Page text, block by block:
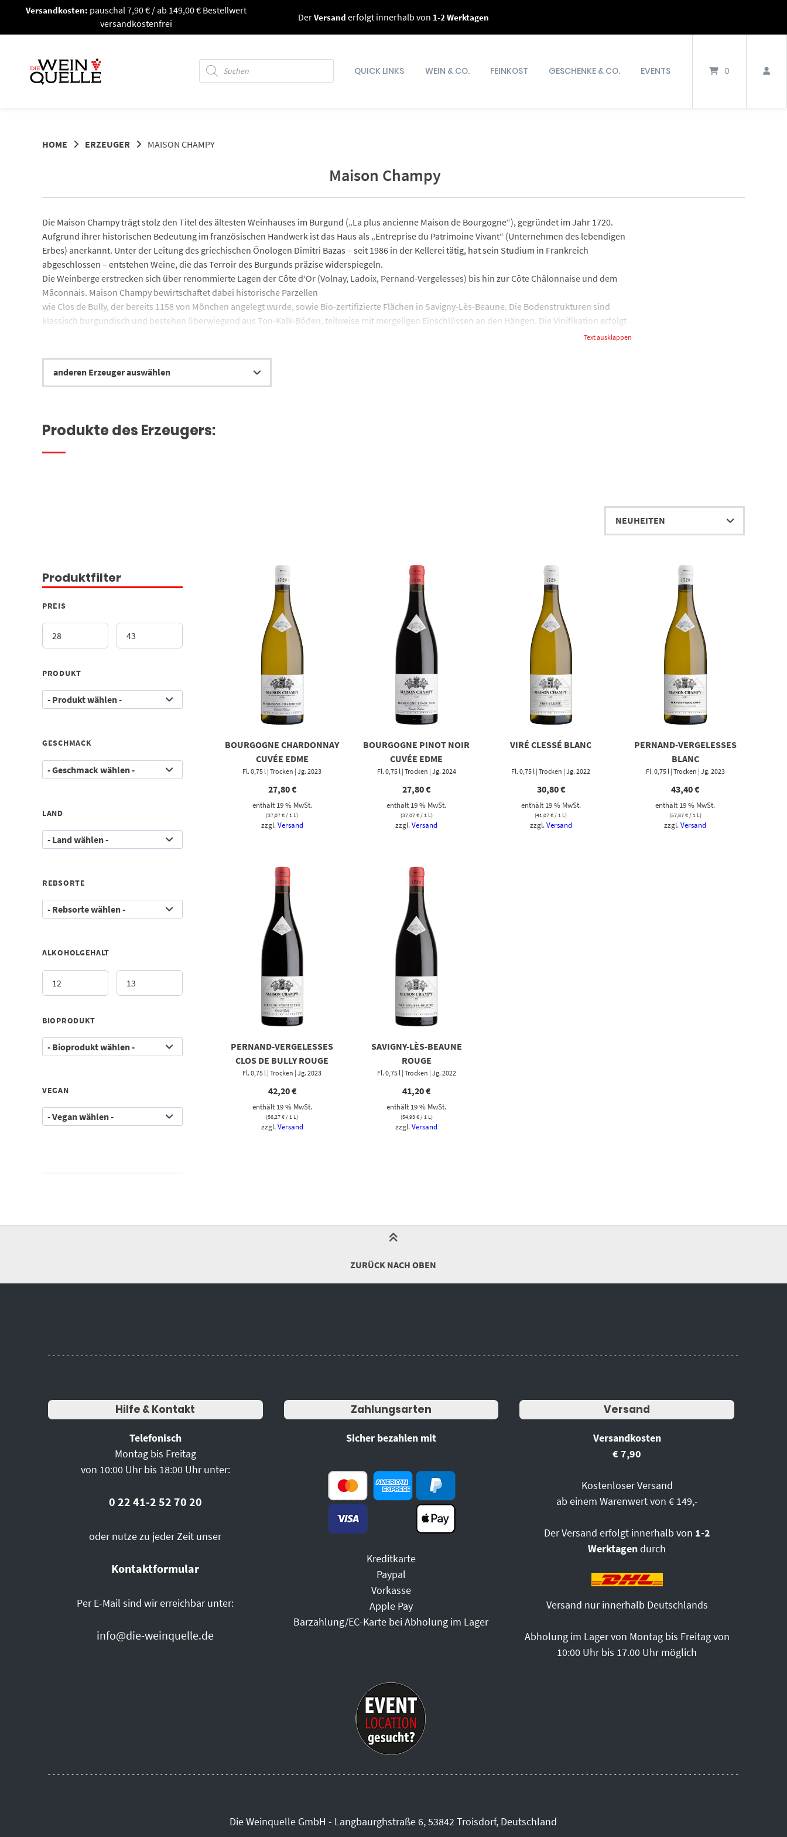
Springe
Inhalt
Versandkosten: pauschal 7,90 € / ab 149,00 € Bestellwert
versandkostenfrei
DerVersand erfolgt innerhalb von 1-2 Werktagen
Products
search
QUICK LINKS WEIN & CO. FEINKOST GESCHENKE & CO. EVENTS 0
HOME ERZEUGER MAISON CHAMPY
Maison Champy
Die Maison Champy trägt stolz den Titel des ältesten Weinhauses im Burgund („La plus ancienne Maison de Bourgogne“), gegründet im Jahr 1720.
Aufgrund ihrer historischen Bedeutung im französischen Handwerk ist das Haus als „Entreprise du Patrimoine Vivant“ (Unternehmen des lebendigen
Erbes) anerkannt. Unter der Leitung des griechischen Önologen Dimitri Bazas – seit 1986 in der Kellerei tätig, hat sein Studium in Frankreich
abgeschlossen – entstehen Weine, die das Terroir des Burgunds präzise widerspiegeln.
Die Weinberge erstrecken sich über renommierte Lagen der Côte d‘Or (Volnay, Ladoix, Pernand-Vergelesses) bis hin zur Côte Châlonnaise und dem
Mâconnais. Maison Champy bewirtschaftet dabei historische Parzellen
wie Clos de Bully, der bereits 1158 von Mönchen angelegt wurde, sowie Bio-zertifizierte Flächen in Savigny-Lès-Beaune. Die Bodenstrukturen sind
klassisch burgundisch und bestehen überwiegend aus Ton-Kalk-Böden, teilweise mit mergeligen Einschlüssen an den Hängen. Die Vinifikation erfolgt
traditionell, oft unter Einsatz natürlicher Hefen, und zielt darauf ab, die Identität jedes Klimas (Parzelle) zu bewahren. Dabei wird jahrhundertealtes
hervorragenden Auszeichnungen ehrt das renommierte französische Magazin »Le Guide bettane +
desseauve« 2026 das Weingut: Dimitri Bazas wurde als Génie du Style ausgezeichnet– damit werden Winzer ausgezeichnet, die einen einzigartigen Stil
prägen – und Maison Champy als Erzeuger des Jahres.
Text ausklappen
Produkte des Erzeugers:
BOURGOGNE CHARDONNAY
CUVÉE EDME
Fl. 0,75 l | Trocken | Jg. 2023
27,80€
enthält 19 % MwSt.
(37,07€/ 1 L)
zzgl.Versand
BOURGOGNE PINOT NOIR
CUVÉE EDME
Fl. 0,75 l | Trocken | Jg. 2024
27,80€
enthält 19 % MwSt.
(37,07€/ 1 L)
zzgl.Versand
VIRÉ CLESSÉ BLANC
Fl. 0,75 l | Trocken | Jg. 2022
30,80€
enthält 19 % MwSt.
(41,07€/ 1 L)
zzgl.Versand
PERNAND-VERGELESSES
BLANC
Fl. 0,75 l | Trocken | Jg. 2023
43,40€
enthält 19 % MwSt.
(57,87€/ 1 L)
zzgl.Versand
PERNAND-VERGELESSES
CLOS DE BULLY ROUGE
Fl. 0,75 l | Trocken | Jg. 2023
42,20€
enthält 19 % MwSt.
(56,27€/ 1 L)
zzgl.Versand
SAVIGNY-LÈS-BEAUNE
ROUGE
Fl. 0,75 l | Trocken | Jg. 2022
41,20€
enthält 19 % MwSt.
(54,93€/ 1 L)
zzgl.Versand
Produktfilter
PREIS
PRODUKT
GESCHMACK
LAND
REBSORTE
ALKOHOLGEHALT
BIOPRODUKT
VEGAN
ZURÜCK NACH OBEN
Hilfe & Kontakt
Telefonisch
Montag bis Freitag
von 10:00 Uhr bis 18:00 Uhr unter:
0 22 41-2 52 70 20
oder nutze zu jeder Zeit unser
Kontaktformular
Per E-Mail sind wir erreichbar unter:
info@die-weinquelle.de
Zahlungsarten
Sicher bezahlen mit
Kreditkarte
Paypal
Vorkasse
Apple Pay
Barzahlung/EC-Karte bei Abholung im Lager
Versand
Versandkosten
€ 7,90
Kostenloser Versand
ab einem Warenwert von € 149,-
Der Versand erfolgt innerhalb von 1-2
Werktagendurch
Versand nur innerhalb Deutschlands
Abholung im Lager von Montag bis Freitag von
10:00 Uhr bis 17.00 Uhr möglich
Die Weinquelle GmbH - Langbaurghstraße 6, 53842 Troisdorf, Deutschland